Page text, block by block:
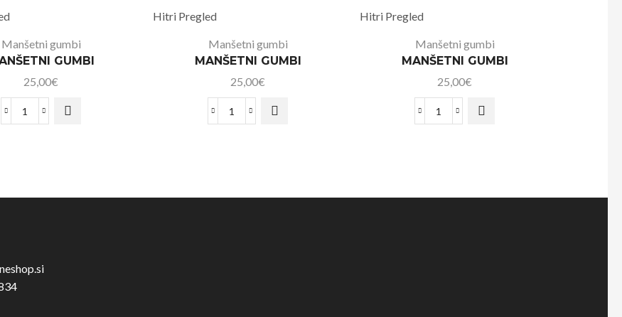
Manšetni gumbi
GUMBI
25,00€
Hitri Pregled
Manšetni gumbi
MANŠETNI GUMBI
25,00€
Hitri Pregled
Manšetni gumbi
MANŠETNI GUMBI
25,00€